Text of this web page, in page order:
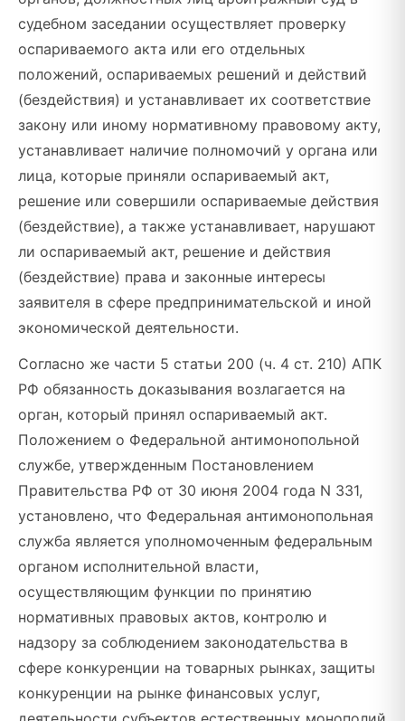
судебном заседании осуществляет проверку
оспариваемого акта или его отдельных
положений, оспариваемых решений и действий
(бездействия) и устанавливает их соответствие
закону или иному нормативному правовому акту,
устанавливает наличие полномочий у органа или
лица, которые приняли оспариваемый акт,
решение или совершили оспариваемые действия
(бездействие), а также устанавливает, нарушают
ли оспариваемый акт, решение и действия
(бездействие) права и законные интересы
заявителя в сфере предпринимательской и иной
экономической деятельности.
Согласно же части 5 статьи 200 (ч. 4 ст. 210) АПК
РФ обязанность доказывания возлагается на
орган, который принял оспариваемый акт.
Положением о Федеральной антимонопольной
службе, утвержденным Постановлением
Правительства РФ от 30 июня 2004 года N 331,
установлено, что Федеральная антимонопольная
служба является уполномоченным федеральным
органом исполнительной власти,
осуществляющим функции по принятию
нормативных правовых актов, контролю и
надзору за соблюдением законодательства в
сфере конкуренции на товарных рынках, защиты
конкуренции на рынке финансовых услуг,